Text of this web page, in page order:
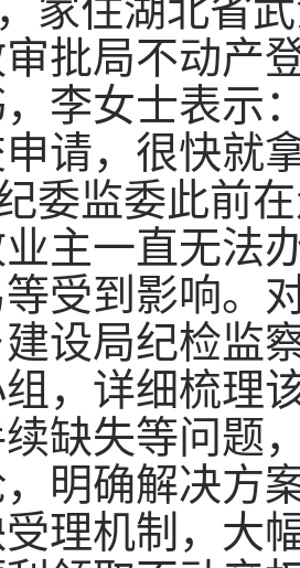
家住湖北省
批局不动产
李女士表示
请，很快就
委监委此前
主一直无法
受到影响。
设局纪检监
，详细梳理
缺失等问题
明确解决方
理机制，大